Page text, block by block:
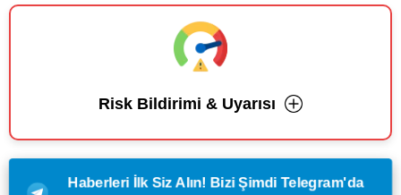
Risk Bildirimi & Uyarısı
Haberleri İlk Siz Alın! Bizi Şimdi Telegram'da